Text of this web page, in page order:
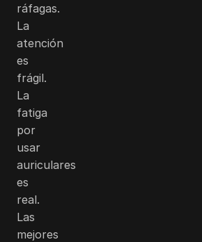
ráfagas.
La
atención
es
frágil.
La
fatiga
por
usar
auriculares
es
real.
Las
mejores